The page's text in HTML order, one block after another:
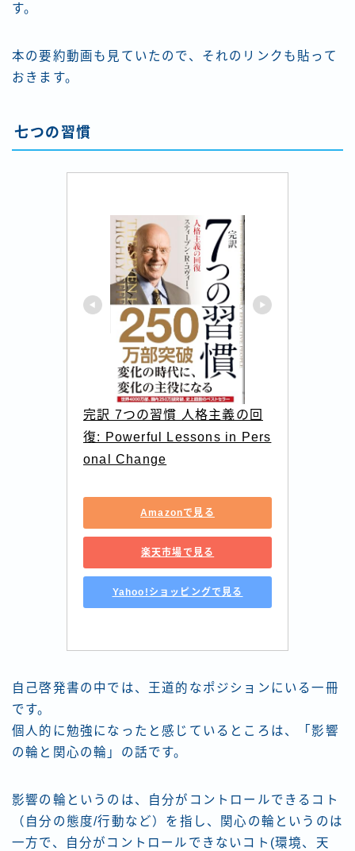
す。
本の要約動画も見ていたので、それのリンクも貼って
おきます。
七つの習慣
完訳 7つの習慣 人格主義の回
復: Powerful Lessons in Pers
onal Change
Amazonで見る
楽天市場で見る
Yahoo!ショッピングで見る
自己啓発書の中では、王道的なポジションにいる一冊
です。
個人的に勉強になったと感じているところは、「影響
の輪と関心の輪」の話です。
影響の輪というのは、自分がコントロールできるコト
（自分の態度/行動など）を指し、関心の輪というのは
一方で、自分がコントロールできないコト(環境、天